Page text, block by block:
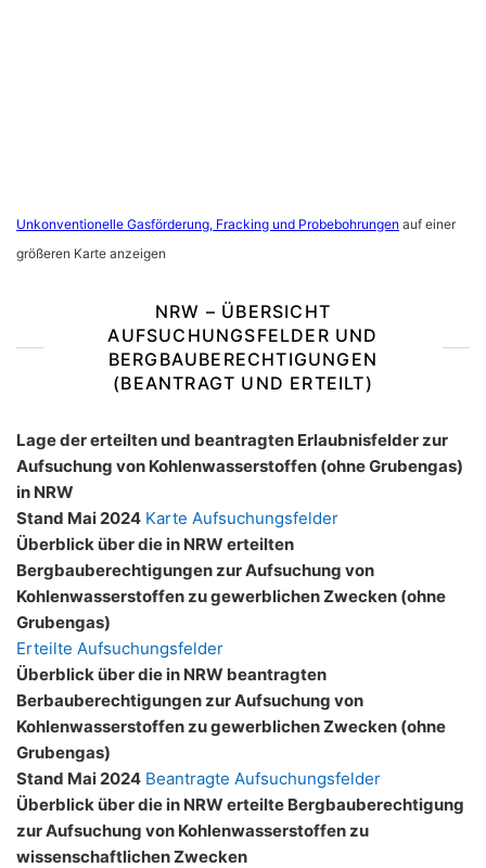
Unkonventionelle Gasförderung, Fracking und Probebohrungen auf einer
größeren Karte anzeigen
NRW – ÜBERSICHT
AUFSUCHUNGSFELDER UND
BERGBAUBERECHTIGUNGEN
(BEANTRAGT UND ERTEILT)
Lage der erteilten und beantragten Erlaubnisfelder zur
Aufsuchung von Kohlenwasserstoffen (ohne Grubengas)
in NRW
Stand Mai 2024 Karte Aufsuchungsfelder
Überblick über die in NRW erteilten
Bergbauberechtigungen zur Aufsuchung von
Kohlenwasserstoffen zu gewerblichen Zwecken (ohne
Grubengas)
Erteilte Aufsuchungsfelder
Überblick über die in NRW beantragten
Berbauberechtigungen zur Aufsuchung von
Kohlenwasserstoffen zu gewerblichen Zwecken (ohne
Grubengas)
Stand Mai 2024 Beantragte Aufsuchungsfelder
Überblick über die in NRW erteilte Bergbauberechtigung
zur Aufsuchung von Kohlenwasserstoffen zu
wissenschaftlichen Zwecken